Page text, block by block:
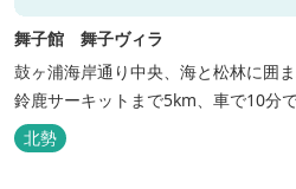
舞子館 舞子ヴィラ
鼓ヶ浦海岸通り中央、海と松林に囲
鈴鹿サーキットまで5km、車で10分で
北勢